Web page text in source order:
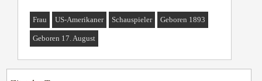
Frau US-Amerikaner Schauspieler Geboren 1893
Geboren 17. August